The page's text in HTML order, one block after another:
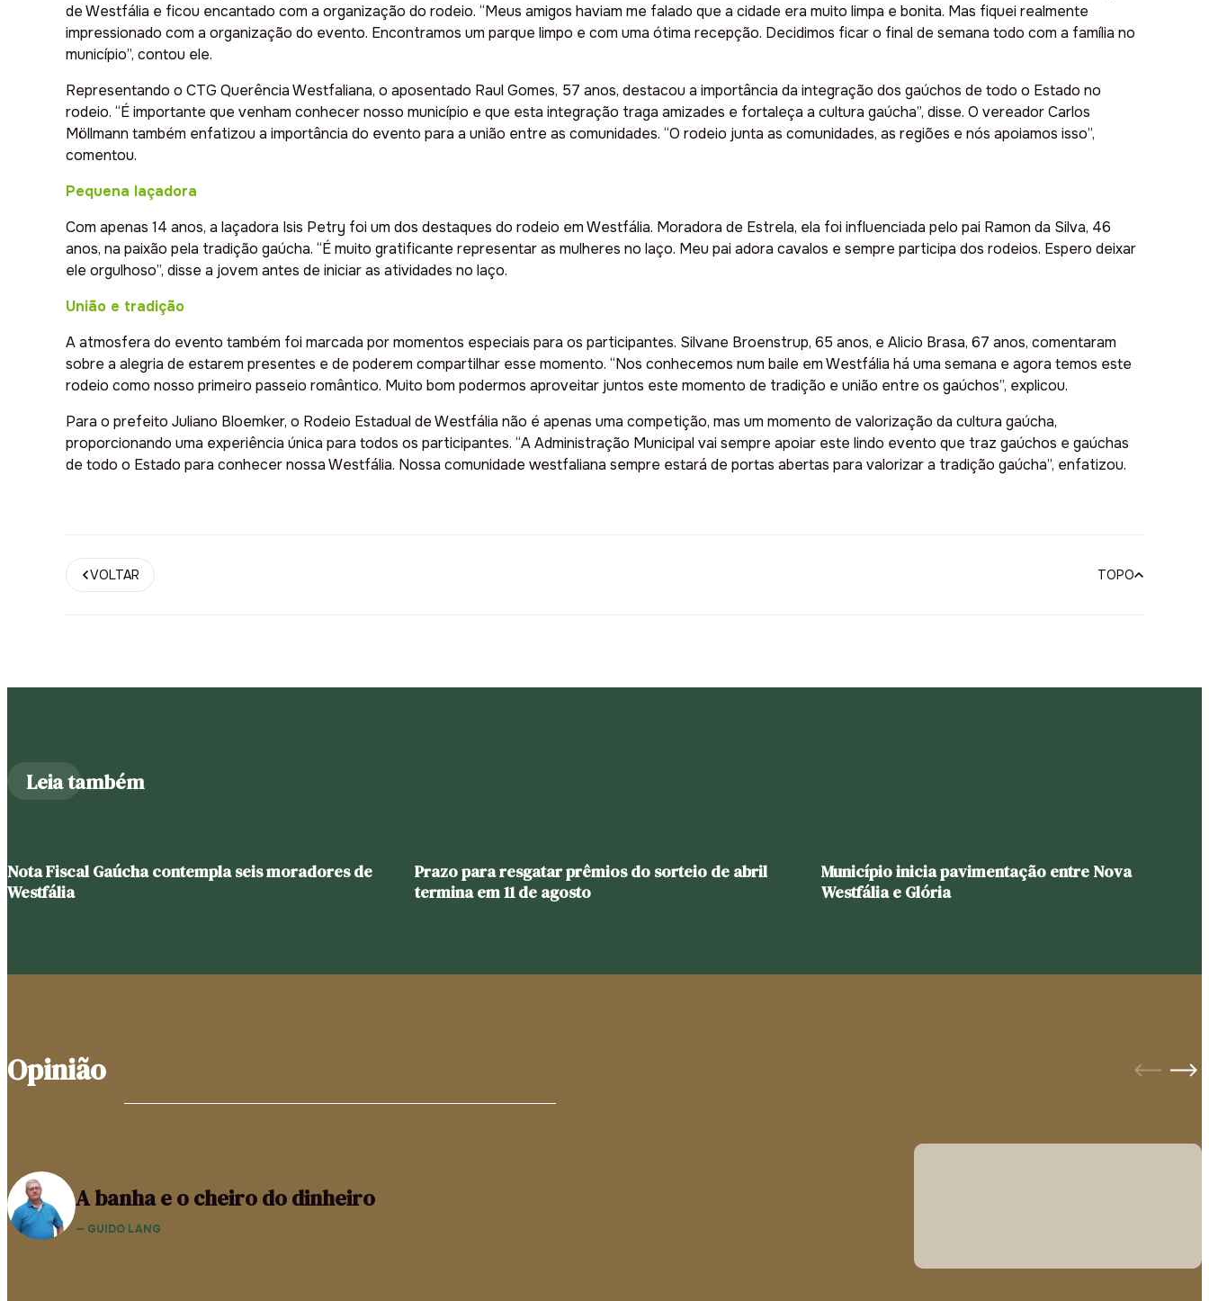
de Westfália e ficou encantado com a organização do rodeio. “Meus amigos haviam me falado que a cidade era muito limpa e bonita. Mas fiquei realmente
impressionado com a organização do evento. Encontramos um parque limpo e com uma ótima recepção. Decidimos ficar o final de semana todo com a família no
município”, contou ele.
Representando o CTG Querência Westfaliana, o aposentado Raul Gomes, 57 anos, destacou a importância da integração dos gaúchos de todo o Estado no
rodeio. “É importante que venham conhecer nosso município e que esta integração traga amizades e fortaleça a cultura gaúcha”, disse. O vereador Carlos
Möllmann também enfatizou a importância do evento para a união entre as comunidades. “O rodeio junta as comunidades, as regiões e nós apoiamos isso”,
comentou.
Pequena laçadora
Com apenas 14 anos, a laçadora Isis Petry foi um dos destaques do rodeio em Westfália. Moradora de Estrela, ela foi influenciada pelo pai Ramon da Silva, 46
anos, na paixão pela tradição gaúcha. “É muito gratificante representar as mulheres no laço. Meu pai adora cavalos e sempre participa dos rodeios. Espero deixar
ele orgulhoso”, disse a jovem antes de iniciar as atividades no laço.
União e tradição
A atmosfera do evento também foi marcada por momentos especiais para os participantes. Silvane Broenstrup, 65 anos, e Alicio Brasa, 67 anos, comentaram
sobre a alegria de estarem presentes e de poderem compartilhar esse momento. “Nos conhecemos num baile em Westfália há uma semana e agora temos este
rodeio como nosso primeiro passeio romântico. Muito bom podermos aproveitar juntos este momento de tradição e união entre os gaúchos”, explicou.
Para o prefeito Juliano Bloemker, o Rodeio Estadual de Westfália não é apenas uma competição, mas um momento de valorização da cultura gaúcha,
proporcionando uma experiência única para todos os participantes. “A Administração Municipal vai sempre apoiar este lindo evento que traz gaúchos e gaúchas
de todo o Estado para conhecer nossa Westfália. Nossa comunidade westfaliana sempre estará de portas abertas para valorizar a tradição gaúcha”, enfatizou.
VOLTAR TOPO
Leia também
Nota Fiscal Gaúcha contempla seis moradores de
Westfália
Prazo para resgatar prêmios do sorteio de abril
termina em 11 de agosto
Município inicia pavimentação entre Nova
Westfália e Glória
Opinião
A banha e o cheiro do dinheiro
— GUIDO LANG